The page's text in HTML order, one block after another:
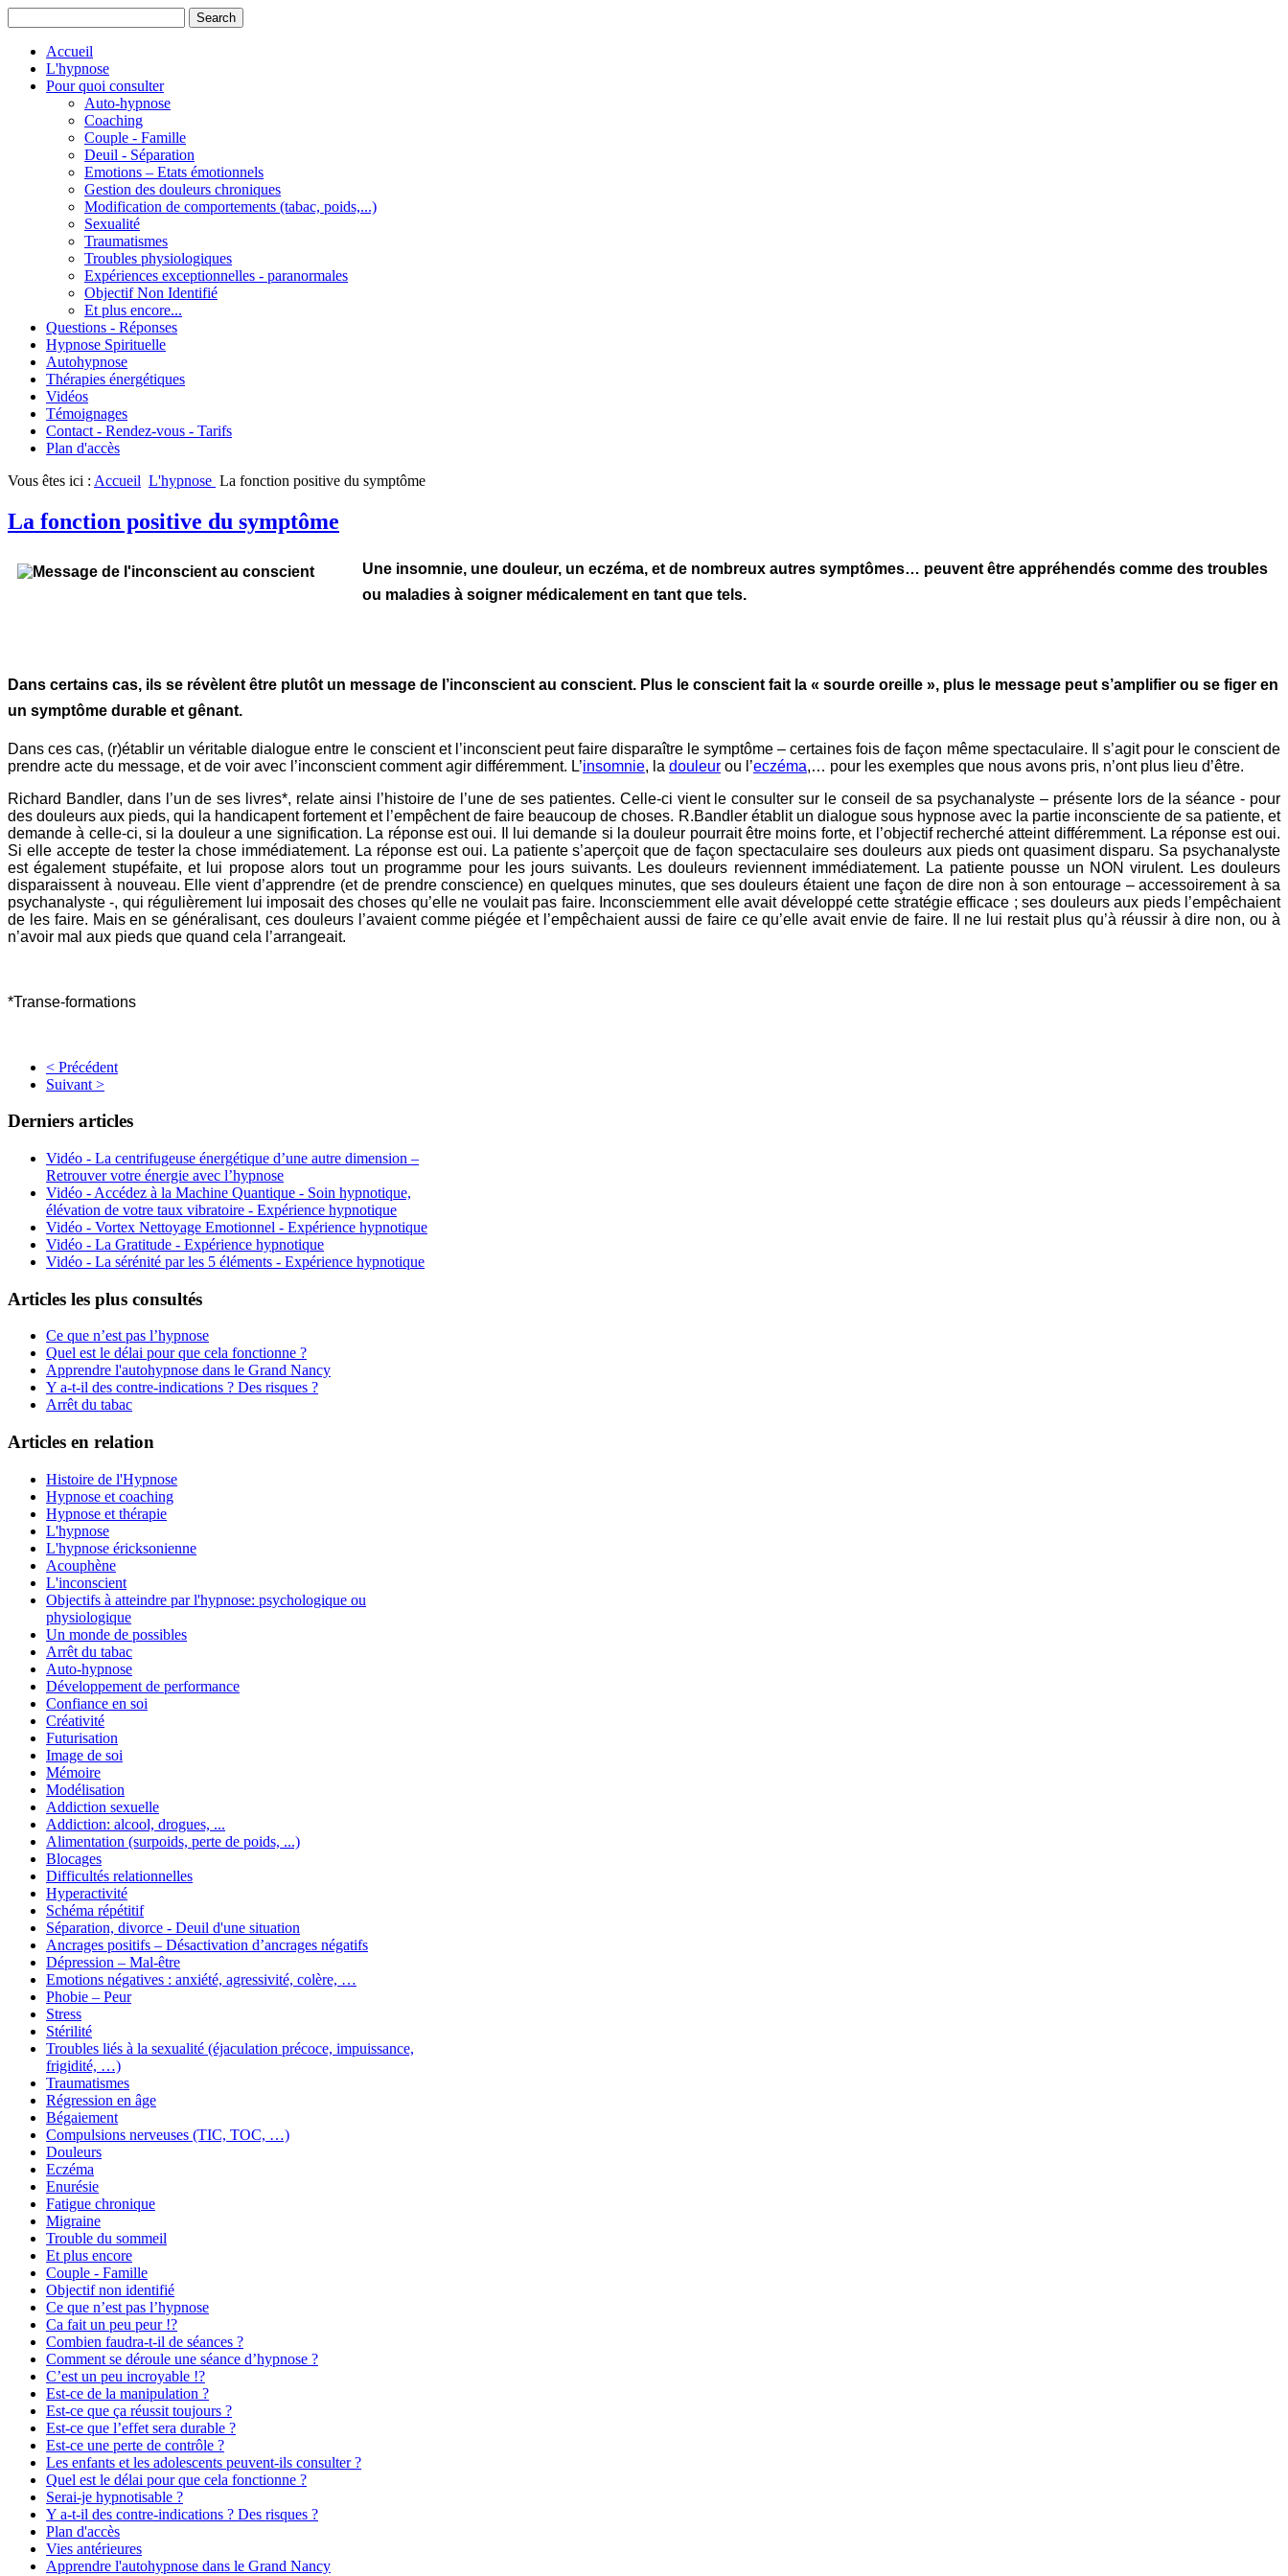
Accueil
L'hypnose
Pour quoi consulter
Auto-hypnose
Coaching
Couple - Famille
Deuil - Séparation
Emotions – Etats émotionnels
Gestion des douleurs chroniques
Modification de comportements (tabac, poids,...)
Sexualité
Traumatismes
Troubles physiologiques
Expériences exceptionnelles - paranormales
Objectif Non Identifié
Et plus encore...
Questions - Réponses
Hypnose Spirituelle
Autohypnose
Thérapies énergétiques
Vidéos
Témoignages
Contact - Rendez-vous - Tarifs
Plan d'accès
Vous êtes ici : Accueil L'hypnose La fonction positive du symptôme
La fonction positive du symptôme
Une insomnie, une douleur, un eczéma, et de nombreux autres symptômes… peuvent être appréhendés comme des troubles
ou maladies à soigner médicalement en tant que tels.
Dans certains cas, ils se révèlent être plutôt un message de l’inconscient au conscient. Plus le conscient fait la « sourde oreille », plus le message peut s’amplifier ou se figer en
un symptôme durable et gênant.
Dans ces cas, (r)établir un véritable dialogue entre le conscient et l’inconscient peut faire disparaître le symptôme – certaines fois de façon même spectaculaire. Il s’agit pour le conscient de
prendre acte du message, et de voir avec l’inconscient comment agir différemment. L’insomnie, la douleur ou l’eczéma,… pour les exemples que nous avons pris, n’ont plus lieu d’être.
Richard Bandler, dans l’un de ses livres*, relate ainsi l’histoire de l’une de ses patientes. Celle-ci vient le consulter sur le conseil de sa psychanalyste – présente lors de la séance - pour
des douleurs aux pieds, qui la handicapent fortement et l’empêchent de faire beaucoup de choses. R.Bandler établit un dialogue sous hypnose avec la partie inconsciente de sa patiente, et
demande à celle-ci, si la douleur a une signification. La réponse est oui. Il lui demande si la douleur pourrait être moins forte, et l’objectif recherché atteint différemment. La réponse est oui.
Si elle accepte de tester la chose immédiatement. La réponse est oui. La patiente s’aperçoit que de façon spectaculaire ses douleurs aux pieds ont quasiment disparu. Sa psychanalyste
est également stupéfaite, et lui propose alors tout un programme pour les jours suivants. Les douleurs reviennent immédiatement. La patiente pousse un NON virulent. Les douleurs
disparaissent à nouveau. Elle vient d’apprendre (et de prendre conscience) en quelques minutes, que ses douleurs étaient une façon de dire non à son entourage – accessoirement à sa
psychanalyste -, qui régulièrement lui imposait des choses qu’elle ne voulait pas faire. Inconsciemment elle avait développé cette stratégie efficace ; ses douleurs aux pieds l’empêchaient
de les faire. Mais en se généralisant, ces douleurs l’avaient comme piégée et l’empêchaient aussi de faire ce qu’elle avait envie de faire. Il ne lui restait plus qu’à réussir à dire non, ou à
n’avoir mal aux pieds que quand cela l’arrangeait.
*Transe-formations
< Précédent
Suivant >
Derniers articles
Vidéo - La centrifugeuse énergétique d’une autre dimension –
Retrouver votre énergie avec l’hypnose
Vidéo - Accédez à la Machine Quantique - Soin hypnotique,
élévation de votre taux vibratoire - Expérience hypnotique
Vidéo - Vortex Nettoyage Emotionnel - Expérience hypnotique
Vidéo - La Gratitude - Expérience hypnotique
Vidéo - La sérénité par les 5 éléments - Expérience hypnotique
Articles les plus consultés
Ce que n’est pas l’hypnose
Quel est le délai pour que cela fonctionne ?
Apprendre l'autohypnose dans le Grand Nancy
Y a-t-il des contre-indications ? Des risques ?
Arrêt du tabac
Articles en relation
Histoire de l'Hypnose
Hypnose et coaching
Hypnose et thérapie
L'hypnose
L'hypnose éricksonienne
Acouphène
L'inconscient
Objectifs à atteindre par l'hypnose: psychologique ou
physiologique
Un monde de possibles
Arrêt du tabac
Auto-hypnose
Développement de performance
Confiance en soi
Créativité
Futurisation
Image de soi
Mémoire
Modélisation
Addiction sexuelle
Addiction: alcool, drogues, ...
Alimentation (surpoids, perte de poids, ...)
Blocages
Difficultés relationnelles
Hyperactivité
Schéma répétitif
Séparation, divorce - Deuil d'une situation
Ancrages positifs – Désactivation d’ancrages négatifs
Dépression – Mal-être
Emotions négatives : anxiété, agressivité, colère, …
Phobie – Peur
Stress
Stérilité
Troubles liés à la sexualité (éjaculation précoce, impuissance,
frigidité, …)
Traumatismes
Régression en âge
Bégaiement
Compulsions nerveuses (TIC, TOC, …)
Douleurs
Eczéma
Enurésie
Fatigue chronique
Migraine
Trouble du sommeil
Et plus encore
Couple - Famille
Objectif non identifié
Ce que n’est pas l’hypnose
Ca fait un peu peur !?
Combien faudra-t-il de séances ?
Comment se déroule une séance d’hypnose ?
C’est un peu incroyable !?
Est-ce de la manipulation ?
Est-ce que ça réussit toujours ?
Est-ce que l’effet sera durable ?
Est-ce une perte de contrôle ?
Les enfants et les adolescents peuvent-ils consulter ?
Quel est le délai pour que cela fonctionne ?
Serai-je hypnotisable ?
Y a-t-il des contre-indications ? Des risques ?
Plan d'accès
Vies antérieures
Apprendre l'autohypnose dans le Grand Nancy